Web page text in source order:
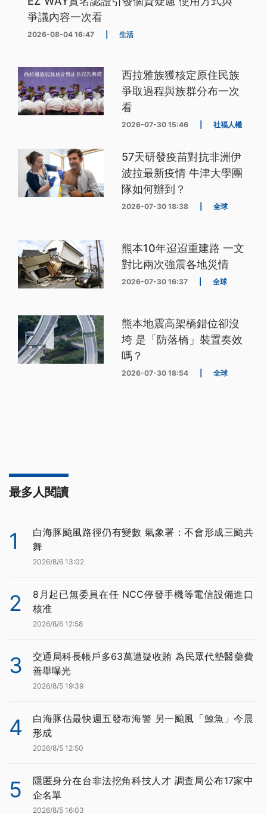
爭議內容一次看
2026-08-04 16:47 生活
西拉雅族獲核定原住民族
爭取過程與族群分布一次
看
2026-07-30 15:46 社福人權
57天研發疫苗對抗非洲伊
波拉最新疫情 牛津大學團
隊如何辦到？
2026-07-30 18:38 全球
熊本10年迢迢重建路 一文
對比兩次強震各地災情
2026-07-30 16:37 全球
熊本地震高架橋錯位卻沒
垮 是「防落橋」裝置奏效
嗎？
2026-07-30 18:54 全球
最多人閱讀
1
白海豚颱風路徑仍有變數 氣象署：不會形成三颱共
舞
2026/8/6 13:02
2
8月起已無委員在任 NCC停發手機等電信設備進口
核准
2026/8/6 12:58
3
交通局科長帳戶多63萬遭疑收賄 為民眾代墊醫藥費
善舉曝光
2026/8/5 19:39
4
白海豚估最快週五發布海警 另一颱風「鯨魚」今晨
形成
2026/8/5 12:50
5
隱匿身分在台非法挖角科技人才 調查局公布17家中
企名單
2026/8/5 16:03